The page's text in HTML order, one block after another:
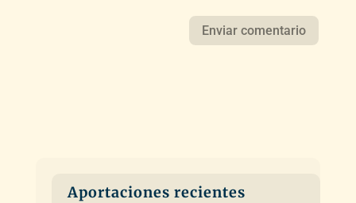
Aportaciones recientes